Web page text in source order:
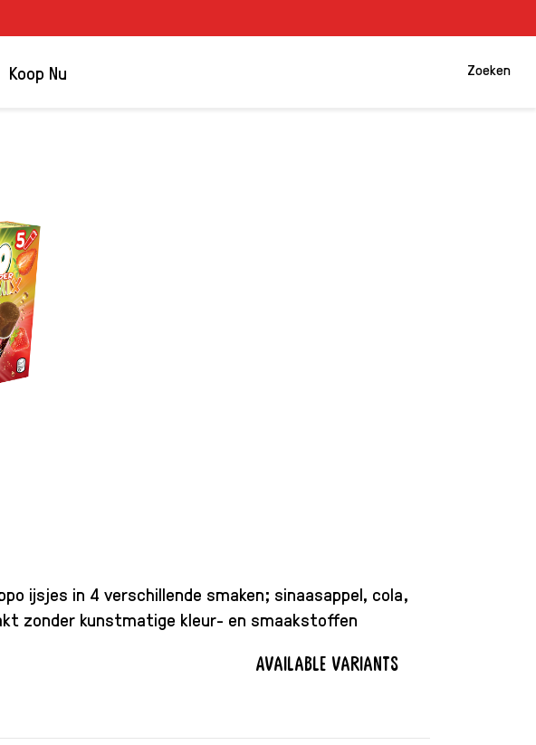
Koop Nu Zoeken
ijsjes in 4 verschillende smaken; sinaasappel, cola,
zonder kunstmatige kleur- en smaakstoffen
Available variants